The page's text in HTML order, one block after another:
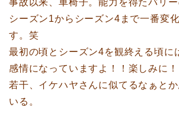
シーズン1からシーズン4まで一番変
す。笑
最初の頃とシーズン4を観終える頃に
感情になっていますよ！！楽しみに！
若干、イケハヤさんに似てるなぁと
いる。